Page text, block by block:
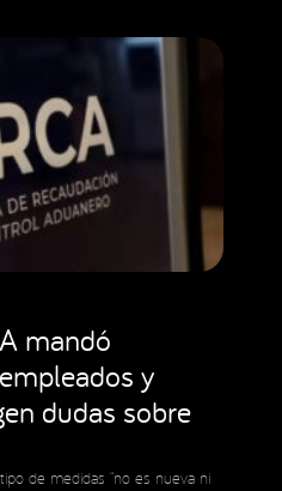
mandó
y
dudas sobre
de medidas “no es nueva ni